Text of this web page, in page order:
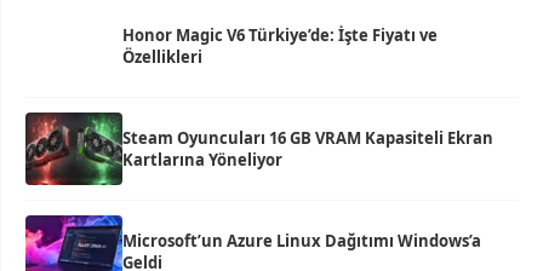
Honor Magic V6 Türkiye’de: İşte Fiyatı ve
Özellikleri
Steam Oyuncuları 16 GB VRAM Kapasiteli Ekran
Kartlarına Yöneliyor
Microsoft’un Azure Linux Dağıtımı Windows’a
Geldi